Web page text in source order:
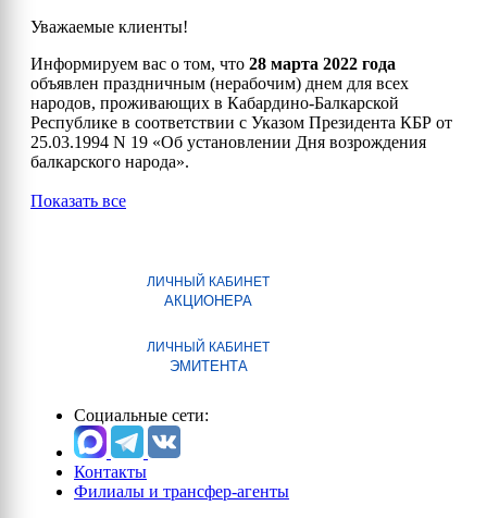
Уважаемые клиенты!
Информируем вас о том, что 28 марта 2022 года
объявлен праздничным (нерабочим) днем для всех
народов, проживающих в Кабардино-Балкарской
Республике в соответствии с Указом Президента КБР от
25.03.1994 N 19 «Об установлении Дня возрождения
балкарского народа».
Показать все
ЛИЧНЫЙ КАБИНЕТ
АКЦИОНЕРА
ЛИЧНЫЙ КАБИНЕТ
ЭМИТЕНТА
Социальные сети:
Контакты
Филиалы и трансфер-агенты